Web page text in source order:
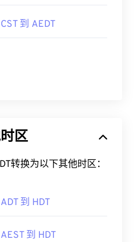
CST 到 AEDT
区
转换为以下其他时区：
ADT 到 HDT
AEST 到 HDT